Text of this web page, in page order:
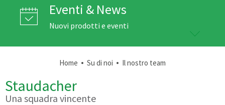
Eventi & News
Nuovi prodotti e eventi
Home • Su di noi • Il nostro team
Staudacher
Una squadra vincente